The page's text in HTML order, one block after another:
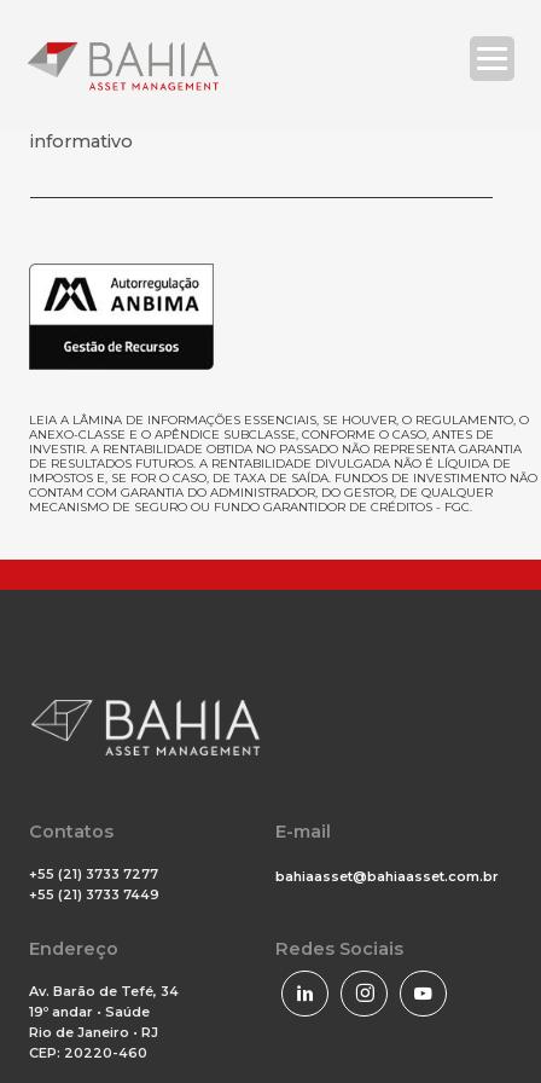
| ENG
SEARCH
informativo
LEIA A LÂMINA DE INFORMAÇÕES ESSENCIAIS, SE HOUVER, O REGULAMENTO, O
ANEXO-CLASSE E O APÊNDICE SUBCLASSE, CONFORME O CASO, ANTES DE
INVESTIR. A RENTABILIDADE OBTIDA NO PASSADO NÃO REPRESENTA GARANTIA
DE RESULTADOS FUTUROS. A RENTABILIDADE DIVULGADA NÃO É LÍQUIDA DE
IMPOSTOS E, SE FOR O CASO, DE TAXA DE SAÍDA. FUNDOS DE INVESTIMENTO NÃO
CONTAM COM GARANTIA DO ADMINISTRADOR, DO GESTOR, DE QUALQUER
MECANISMO DE SEGURO OU FUNDO GARANTIDOR DE CRÉDITOS - FGC.
Contatos
+55 (21) 3733 7277
+55 (21) 3733 7449
E-mail
bahiaasset@bahiaasset.com.br
Endereço
Av. Barão de Tefé, 34
19º andar • Saúde
Rio de Janeiro • RJ
CEP: 20220-460
Redes Sociais